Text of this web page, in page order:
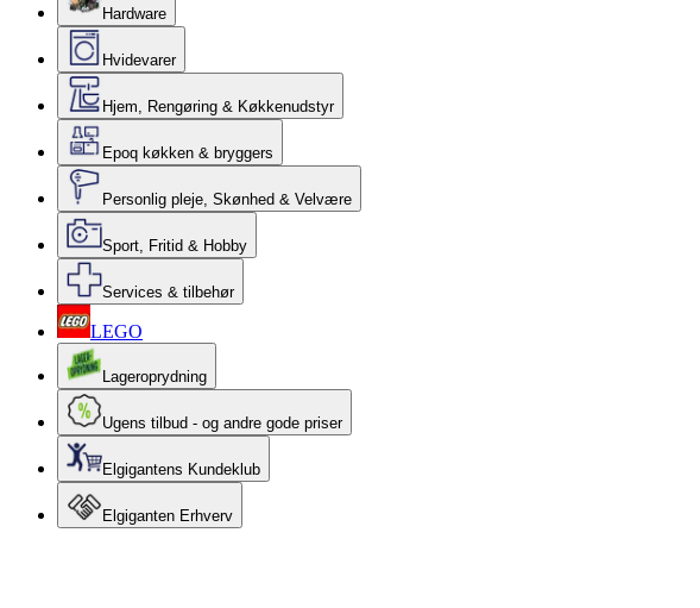
Hardware
Hvidevarer
Hjem, Rengøring & Køkkenudstyr
Epoq køkken & bryggers
Personlig pleje, Skønhed & Velvære
Sport, Fritid & Hobby
Services & tilbehør
LEGO
Lageroprydning
Ugens tilbud - og andre gode priser
Elgigantens Kundeklub
Elgiganten Erhverv